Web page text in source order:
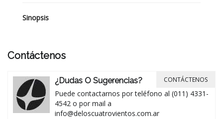
Sinopsis
Contáctenos
¿Dudas O Sugerencias?
Puede contactarnos por teléfono al (011) 4331-
4542 o por mail a
info@deloscuatrovientos.com.ar
CONTÁCTENOS